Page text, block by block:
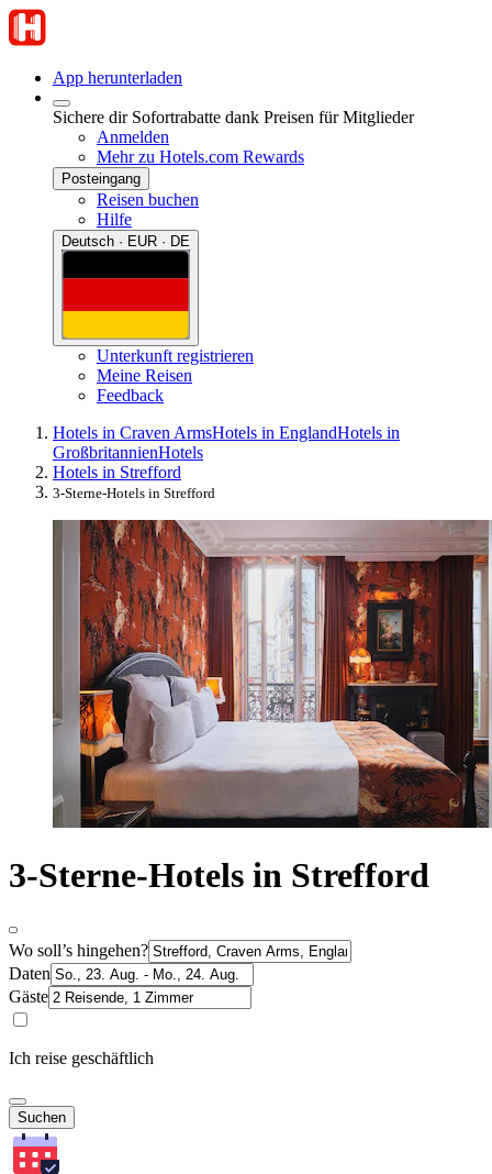
App herunterladen
Sichere dir Sofortrabatte dank Preisen für Mitglieder
Anmelden
Mehr zu Hotels.com Rewards
Posteingang
Reisen buchen
Hilfe
Deutsch · EUR · DE
Unterkunft registrieren
Meine Reisen
Feedback
Hotels in Craven ArmsHotels in EnglandHotels in
GroßbritannienHotels
Hotels in Strefford
3-Sterne-Hotels in Strefford
3-Sterne-Hotels in Strefford
Wo soll’s hingehen?
Daten
Gäste
Ich reise geschäftlich
Suchen